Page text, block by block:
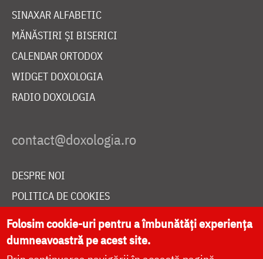
SINAXAR ALFABETIC
MĂNĂSTIRI ȘI BISERICI
CALENDAR ORTODOX
WIDGET DOXOLOGIA
RADIO DOXOLOGIA
DESPRE NOI
POLITICA DE COOKIES
DONEAZĂ ONLINE PENTRU CATEDRALA NAȚIONALĂ
Folosim cookie-uri pentru a îmbunătăți experiența
dumneavoastră pe acest site.